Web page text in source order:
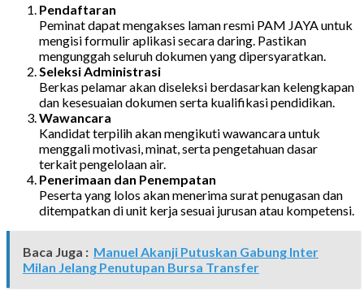
Pendaftaran
Peminat dapat mengakses laman resmi PAM JAYA untuk
mengisi formulir aplikasi secara daring. Pastikan
mengunggah seluruh dokumen yang dipersyaratkan.
Seleksi Administrasi
Berkas pelamar akan diseleksi berdasarkan kelengkapan
dan kesesuaian dokumen serta kualifikasi pendidikan.
Wawancara
Kandidat terpilih akan mengikuti wawancara untuk
menggali motivasi, minat, serta pengetahuan dasar
terkait pengelolaan air.
Penerimaan dan Penempatan
Peserta yang lolos akan menerima surat penugasan dan
ditempatkan di unit kerja sesuai jurusan atau kompetensi.
Baca Juga : Manuel Akanji Putuskan Gabung Inter
Milan Jelang Penutupan Bursa Transfer